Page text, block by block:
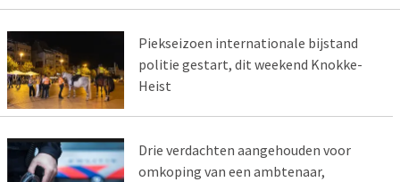
Piekseizoen internationale bijstand
politie gestart, dit weekend Knokke-
Heist
Drie verdachten aangehouden voor
omkoping van een ambtenaar,